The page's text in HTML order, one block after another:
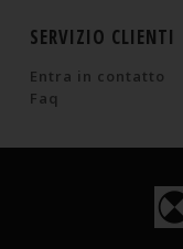
SERVIZIO CLIENTI
Entra in contatto
Faq